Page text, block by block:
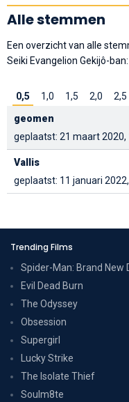
Alle stemmen
Een overzicht van alle
Seiki Evangelion Gekijô-
0,5 1,0 1,5 2,0 2,5
geomen
geplaatst: 21 maart 2020,
Vallis
geplaatst: 11 januari
Trending Films
Spider-Man: Brand New
Evil Dead Burn
The Odyssey
Obsession
Supergirl
Lucky Strike
The Isolate Thief
Soulm8te